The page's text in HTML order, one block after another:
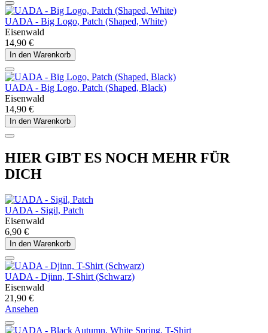
UADA - Big Logo, Patch (Shaped, White)
Eisenwald
14,90 €
In den Warenkorb
UADA - Big Logo, Patch (Shaped, Black)
Eisenwald
14,90 €
In den Warenkorb
HIER GIBT ES NOCH MEHR FÜR
DICH
UADA - Sigil, Patch
Eisenwald
6,90 €
In den Warenkorb
UADA - Djinn, T-Shirt (Schwarz)
Eisenwald
21,90 €
Ansehen